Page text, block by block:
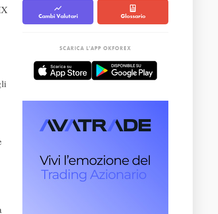
Cambi Valutari Glossario
SCARICA L'APP OKFOREX